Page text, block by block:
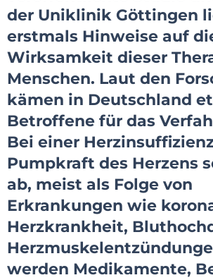
der Uniklinik Göttingen
erstmals Hinweise auf
Wirksamkeit dieser
Menschen. Laut den
kämen in Deutschland
Betroffene für das
Bei einer
Pumpkraft des Herzens
ab, meist als Folge von
Erkrankungen wie
Herzkrankheit,
werden Medikamente,